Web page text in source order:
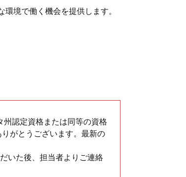
境で働く機会を提供します。
州認定資格または同等の資格
がとうございます。最新の
いた後、担当者よりご連絡